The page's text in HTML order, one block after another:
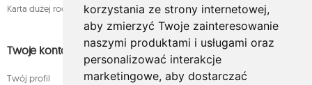
korzystania ze strony internetowej,
aby zmierzyć Twoje zainteresowanie
naszymi produktami i usługami oraz
personalizować interakcje
marketingowe, aby dostarczać
Karta dużej rodziny
Twoje konto
Twój profil